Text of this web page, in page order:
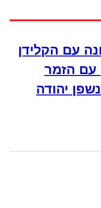
עם הקלידן
עם הזמר
יהודה